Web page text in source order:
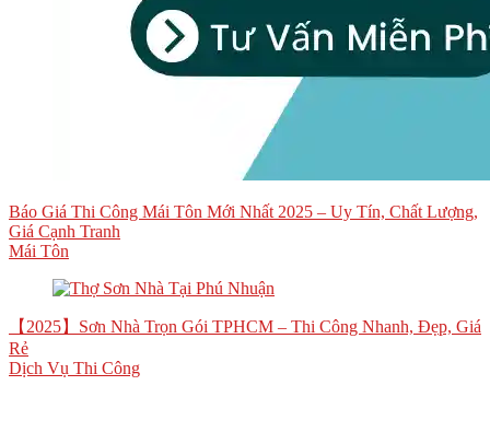
Báo Giá Thi Công Mái Tôn Mới Nhất 2025 – Uy Tín, Chất Lượng,
Giá Cạnh Tranh
Mái Tôn
【2025】Sơn Nhà Trọn Gói TPHCM – Thi Công Nhanh, Đẹp, Giá
Rẻ
Dịch Vụ Thi Công